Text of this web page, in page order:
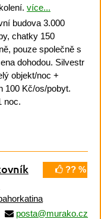
více...
budova 3.000
chatky 150
pouze společně s
dohodou. Silvestr
objekt/noc +
100 Kč/os/pobyt.
noc.
?? %
posta@murako.cz